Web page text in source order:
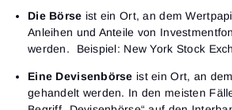
Die Börse ist ein Ort, an dem
Anleihen und Anteile von
werden. Beispiel: New York Stock
Eine Devisenbörse ist ein Ort, an
gehandelt werden. In den meisten